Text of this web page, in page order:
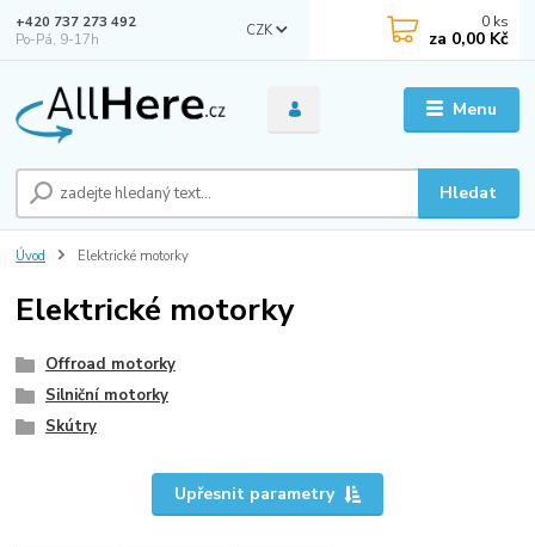
Menu
CZK
Hledat
+420 737 273 492
Po-Pá, 9-17h
0 ks
za 0,00 Kč
Úvod Elektrické motorky
Elektrické motorky
Offroad motorky
Silniční motorky
Skútry
Upřesnit parametry